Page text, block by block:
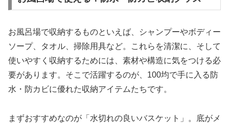
お風呂場で収納するものといえば、シャンプーやボディー
ソープ、タオル、掃除用具など。これらを清潔に、そして
使いやすく収納するためには、素材や構造に気をつける必
要があります。そこで活躍するのが、100均で手に入る防
水・防カビに優れた収納アイテムたちです。
まずおすすめなのが「水切れの良いバスケット」。底がメ